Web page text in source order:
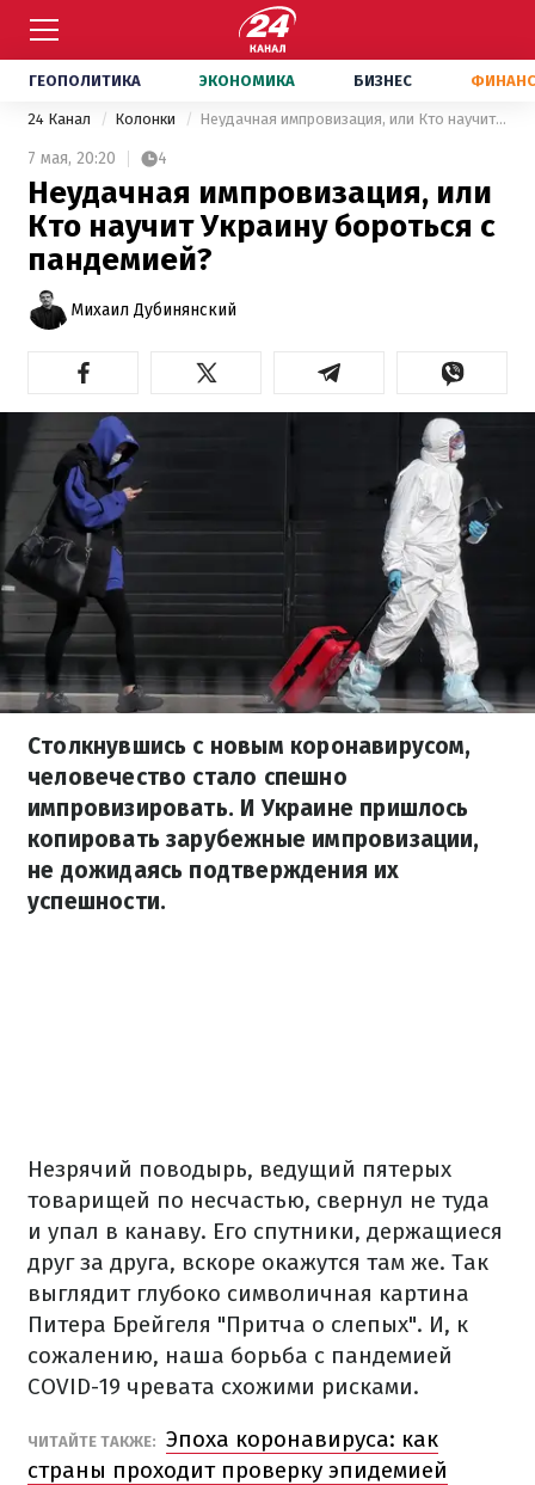
ГЕОПОЛИТИКА ЭКОНОМИКА БИЗНЕС
24 Канал Колонки Неудачная импровизация, или Кто научит Украину бороться с пандемией?
7 мая, 20:20 4
Неудачная импровизация, или
Кто научит Украину бороться с
пандемией?
Михаил Дубинянский
Столкнувшись с новым коронавирусом,
человечество стало спешно
импровизировать. И Украине пришлось
копировать зарубежные импровизации,
не дожидаясь подтверждения их
успешности.
Незрячий поводырь, ведущий пятерых
товарищей по несчастью, свернул не туда
и упал в канаву. Его спутники, держащиеся
друг за друга, вскоре окажутся там же. Так
выглядит глубоко символичная картина
Питера Брейгеля "Притча о слепых". И, к
сожалению, наша борьба с пандемией
COVID-19 чревата схожими рисками.
ЧИТАЙТЕ ТАКЖЕ: Эпоха коронавируса: как
страны проходит проверку эпидемией